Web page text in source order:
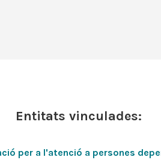
Entitats vinculades: